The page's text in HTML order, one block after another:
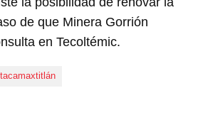
de que Minera Gorrión
en Tecoltémic.